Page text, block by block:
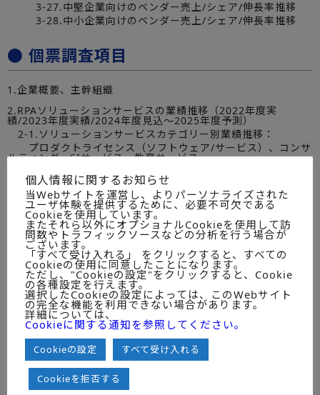
3-27.中堅企業向けのベンダー売上/シェア/伸長率推移
3-28.中小企業向けのベンダー売上/シェア/伸長率推移
● 個票調査項目
1.企業概要、主幹組織
2.RPAソリューションサービスの業績推移（2022年度実
績/2023年度実績/2024年度見込～2025年度予測）
2-1.ソリューションサービスカテゴリー別業績推移：
プロダクトライセンス（ソフトウェア/サービス）、コンサ
ルティング、SIサービス、教育サービス
2-3.RPAソリューションサービス概要：
RPAソリューションサービス名、提供開始時期、価格 | 費
用、LLM/生成AI連携機能の有無、機能概要
3.RPAソリューションサービスの需要先別業績推移（2022年度
実績/2023年度実績/2024年度見込～2025年度予測）
3-1.ユースケース別業績推移：
ビジネスプロセス（バックオフィス）業務（財務会計、人
事給与、販売管理、システム運用管理）、フロントオフィス業
務（コールセンター、営業支援、マーケティング、他）
3-2.ユースケース別事業動向
3-3.ユーザー業種別業績推移：
金融、製造、サービス（情報通信を含む）、流通、公益
（社会インフラを含む）、公共/医療/教育
3-4.ユーザー規模別業績推移：
超大企業：従業員数2,000名以上、大企業：従業員数1,000
名～2,000名未満、中堅企業、中小企業
3-5.ユーザー事例：
個人情報に関するお知らせ
当Webサイトを運営し、よりパーソナライズされた
ユーザ体験を提供するために、必要不可欠である
Cookieを使用しています。
またそれら以外にオプショナルCookieを使用して訪
問数やトラフィックソースなどの分析を行う場合が
ございます。
「すべて受け入れる」 をクリックすると、すべての
Cookieの使用に同意したことになります。
ただし、"Cookieの設定"をクリックすると、Cookie
の各種設定を行えます。
選択したCookieの設定によっては、このWebサイト
の完全な機能を利用できない場合があります。
詳細については、
Cookieに関する通知を参照してください。
Cookieの設定 すべて受け入れる
Cookieを拒否する